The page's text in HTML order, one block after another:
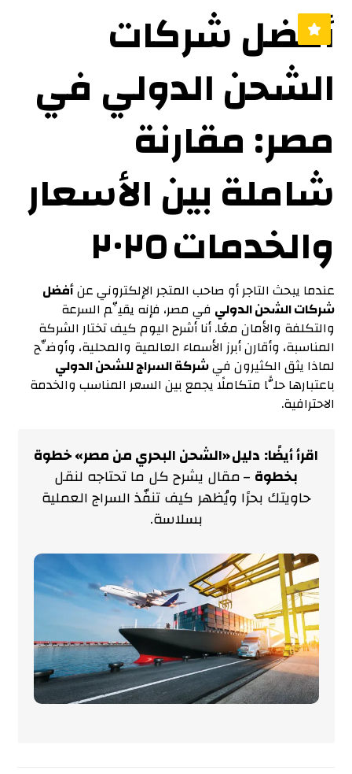
أفضل شركات
الشحن الدولي في
مصر: مقارنة
شاملة بين الأسعار
والخدمات ٢٠٢٥
عندما يبحث التاجر أو صاحب المتجر الإلكتروني عنأفضل
شركات الشحن الدولي في مصر، فإنه يقيِّم السرعة
والتكلفة والأمان معًا. أنا أشرح اليوم كيف تختار الشركة
المناسبة، وأقارن أبرز الأسماء العالمية والمحلية، وأوضِّح
لماذا يثق الكثيرون فيشركة السراج للشحن الدولي
باعتبارها حلًّا متكاملًا يجمع بين السعر المناسب والخدمة
الاحترافية.
اقرأ أيضًا: دليل «الشحن البحري من مصر» خطوة
بخطوة – مقال يشرح كل ما تحتاجه لنقل
حاويتك بحرًا ويُظهر كيف تنفّذ السراج العملية
بسلاسة.